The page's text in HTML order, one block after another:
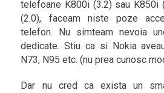
telefoane K800i (3.2) sau K850i
(2.0), faceam niste poze
telefon. Nu simteam nevoia
dedicate. Stiu ca si Nokia
N73, N95 etc. (nu prea cunosc
Dar nu cred ca exista un